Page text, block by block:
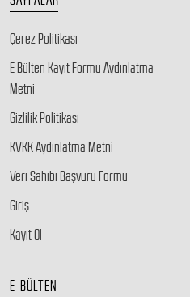
Çerez Politikası
E Bülten Kayıt Formu Aydınlatma
Metni
Gizlilik Politikası
KVKK Aydınlatma Metni
Veri Sahibi Başvuru Formu
Giriş
Kayıt Ol
E-BÜLTEN